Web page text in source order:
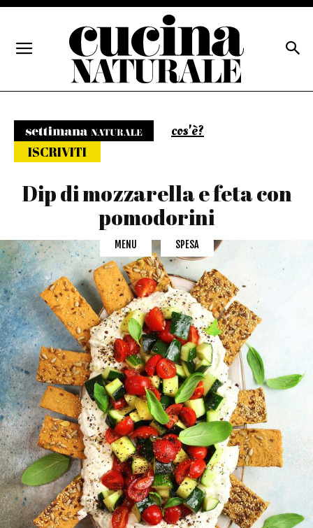
cos'è?
ISCRIVITI
Dip di mozzarella e feta con
pomodorini
MENU SPESA